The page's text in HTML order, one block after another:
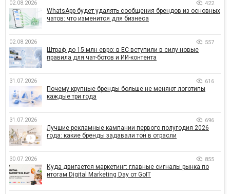
02.08.2026 422
WhatsApp будет удалять сообщения брендов из основных
чатов: что изменится для бизнеса
02.08.2026 557
Штраф до 15 млн евро: в ЕС вступили в силу новые
правила для чат-ботов и ИИ-контента
31.07.2026 616
Почему крупные бренды больше не меняют логотипы
каждые три года
31.07.2026 696
Лучшие рекламные кампании первого полугодия 2026
года: какие бренды задавали тон в отрасли
30.07.2026 855
Куда двигается маркетинг: главные сигналы рынка по
итогам Digital Marketing Day от GoIT